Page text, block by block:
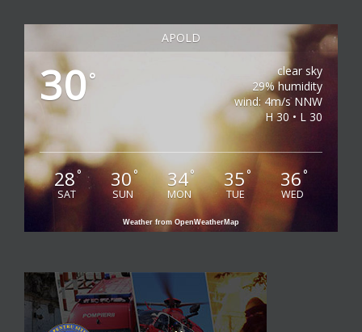
APOLD
30°
clear sky
29% humidity
wind: 4m/s NNW
H 30 • L 30
28°
SAT
30°
SUN
34°
MON
35°
TUE
36°
WED
Weather from OpenWeatherMap